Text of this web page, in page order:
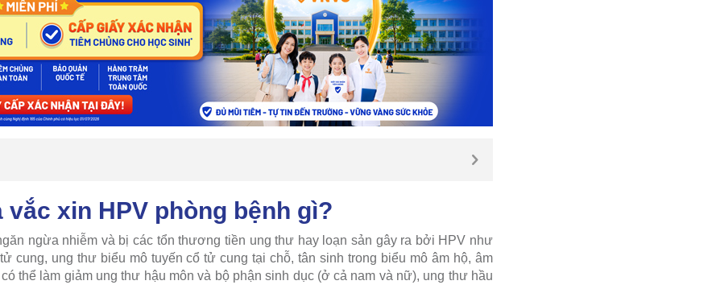
vắc xin HPV phòng bệnh gì?
ngừa nhiễm và bị các tổn thương tiền ung thư hay loạn sản gây ra bởi HPV như
cung, ung thư biểu mô tuyến cổ tử cung tại chỗ, tân sinh trong biểu mô âm hộ, âm
thể làm giảm ung thư hậu môn và bộ phận sinh dục (ở cả nam và nữ), ung thư hầu